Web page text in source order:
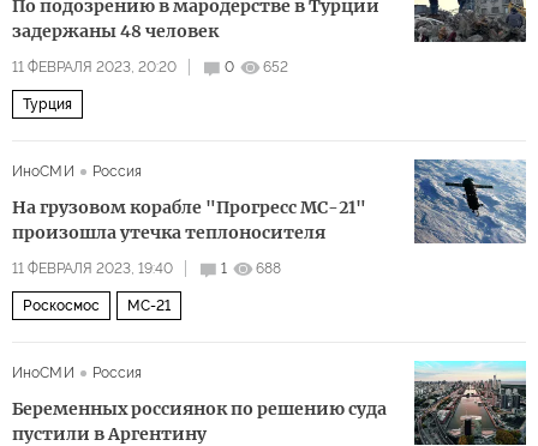
По подозрению в мародерстве в Турции
задержаны 48 человек
11 ФЕВРАЛЯ 2023, 20:20 0 652
Турция
ИноСМИ Россия
На грузовом корабле "Прогресс МС-21"
произошла утечка теплоносителя
11 ФЕВРАЛЯ 2023, 19:40 1 688
Роскосмос МС-21
ИноСМИ Россия
Беременных россиянок по решению суда
пустили в Аргентину